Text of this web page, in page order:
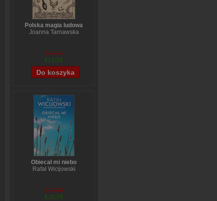
Polska magia ludowa
Joanna Tarnawska
€15,14
€12,16
Obiecał mi niebo
Rafał Wicijowski
€13,40
€10,76